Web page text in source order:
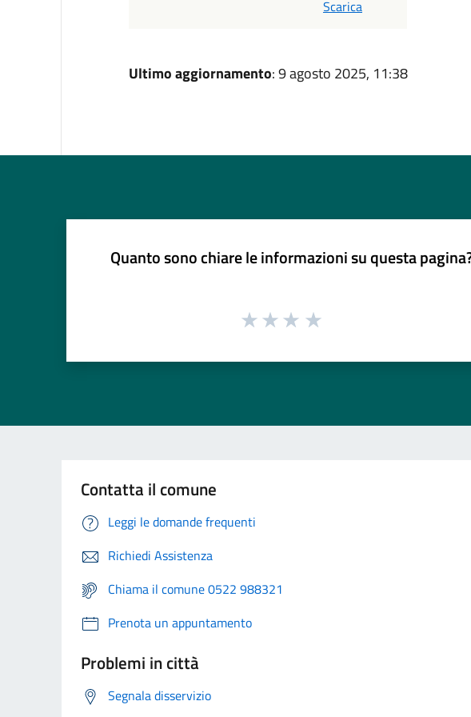
Scarica
Ultimo aggiornamento: 9 agosto 2025, 11:38
Quanto sono chiare le informazioni su questa
Contatta il comune
Leggi le domande frequenti
Richiedi Assistenza
Chiama il comune 0522 988321
Prenota un appuntamento
Problemi in città
Segnala disservizio